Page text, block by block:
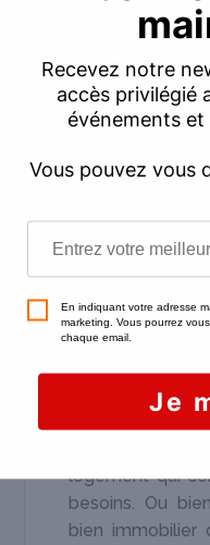
coût réel en fin de
Pour autant,cette
par un grand
Charenton
Les logements à
à l’achat que
habiter », ce
notaire
Vous pouvez
logement qui
besoins. Ou
bien immobilier